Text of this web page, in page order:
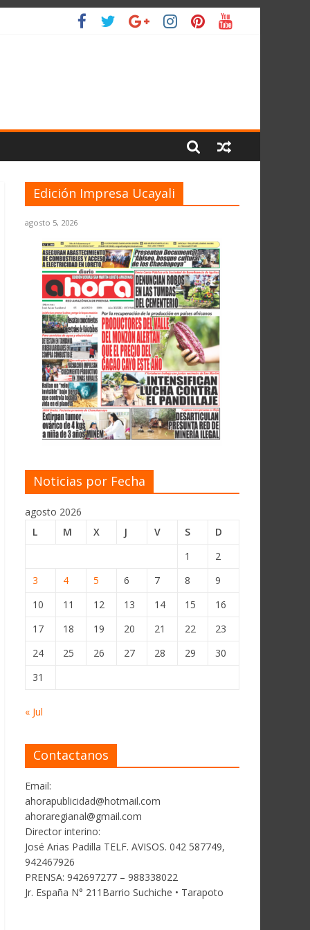
Edición Impresa Ucayali
agosto 5, 2026
Noticias por Fecha
agosto 2026
L
M X J V S
D
1
2
3
4 5 6 7 8
9
10
11 12 13 14 15
16
17
18 19 20 21 22
23
24
25 26 27 28 29
30
31
« Jul
Contactanos
Email:
ahorapublicidad@hotmail.com
ahoraregianal@gmail.com
Director interino:
José Arias Padilla TELF. AVISOS. 042 587749,
942467926
PRENSA: 942697277 – 988338022
Jr. España N° 211Barrio Suchiche • Tarapoto